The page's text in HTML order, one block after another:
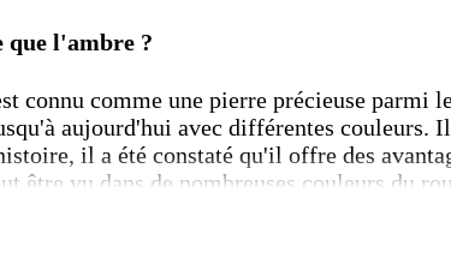
que l'ambre ?
connu comme une pierre précieuse parmi
aujourd'hui avec différentes couleurs. Il
il a été constaté qu'il offre des
être vu dans de nombreuses couleurs du